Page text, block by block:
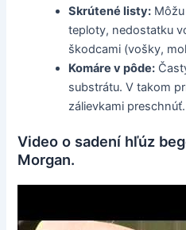
Skrútené listy:
teploty, nedostatku
škodcami (vošky,
Komáre v pôde:
substrátu. V takom
zálievkami preschnúť.
Video o sadení hľúz
Morgan.